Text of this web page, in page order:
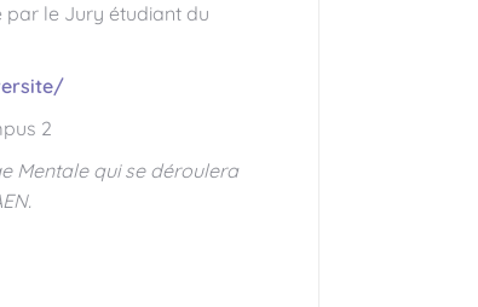
par le Jury étudiant du
2
Mentale qui se déroulera